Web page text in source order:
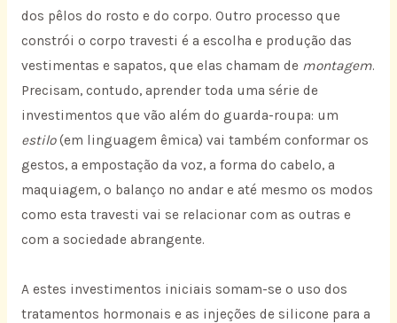
dos pêlos do rosto e do corpo. Outro processo que
constrói o corpo travesti é a escolha e produção das
vestimentas e sapatos, que elas chamam de montagem.
Precisam, contudo, aprender toda uma série de
investimentos que vão além do guarda-roupa: um
estilo(em linguagem êmica) vai também conformar os
gestos, a empostação da voz, a forma do cabelo, a
maquiagem, o balanço no andar e até mesmo os modos
como esta travesti vai se relacionar com as outras e
com a sociedade abrangente.
A estes investimentos iniciais somam-se o uso dos
tratamentos hormonais e as injeções de silicone para a